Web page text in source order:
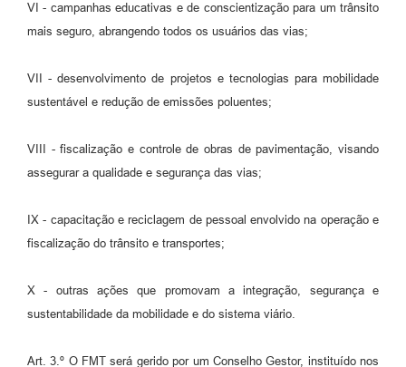
VI - campanhas educativas e de conscientização para um trânsito
mais seguro, abrangendo todos os usuários das vias;
VII - desenvolvimento de projetos e tecnologias para mobilidade
sustentável e redução de emissões poluentes;
VIII - fiscalização e controle de obras de pavimentação, visando
assegurar a qualidade e segurança das vias;
IX - capacitação e reciclagem de pessoal envolvido na operação e
fiscalização do trânsito e transportes;
X - outras ações que promovam a integração, segurança e
sustentabilidade da mobilidade e do sistema viário.
Art. 3.º O FMT será gerido por um Conselho Gestor, instituído nos